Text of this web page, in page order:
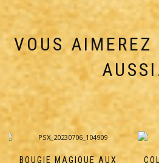
VOUS AIMEREZ
BOUGIE MAGIQUE AUX